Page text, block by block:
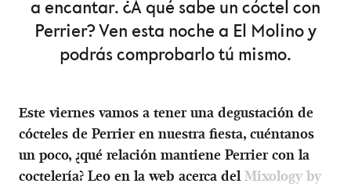
a encantar. ¿A qué sabe un cóctel con
Perrier? Ven esta noche a El Molino y
podrás comprobarlo tú mismo.
Este viernes vamos a tener una degustación de
cócteles de Perrier en nuestra fiesta, cuéntanos
un poco, ¿qué relación mantiene Perrier con la
coctelería? Leo en la web acerca delMixology by